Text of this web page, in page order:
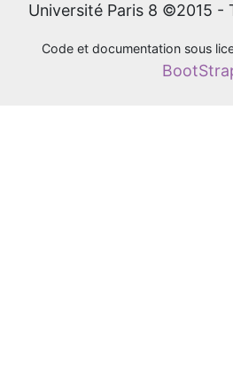
Université Paris 8 ©2015 -
Code et documentation sous